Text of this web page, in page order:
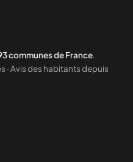
communes de France.
· Avis des habitants depuis